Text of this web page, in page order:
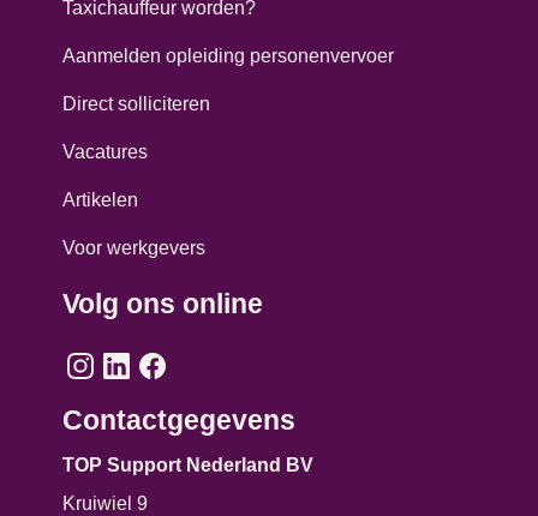
Taxichauffeur worden?
Aanmelden opleiding personenvervoer
Direct solliciteren
Vacatures
Artikelen
Voor werkgevers
Volg ons online
Contactgegevens
TOP Support Nederland BV
Kruiwiel 9